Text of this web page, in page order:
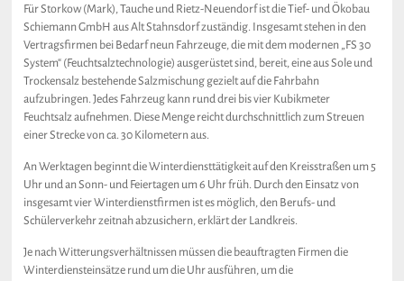
Für Storkow (Mark), Tauche und Rietz-Neuendorf ist die Tief- und Ökobau
Schiemann GmbH aus Alt Stahnsdorf zuständig. Insgesamt stehen in den
Vertragsfirmen bei Bedarf neun Fahrzeuge, die mit dem modernen „FS 30
System“ (Feuchtsalztechnologie) ausgerüstet sind, bereit, eine aus Sole und
Trockensalz bestehende Salzmischung gezielt auf die Fahrbahn
aufzubringen. Jedes Fahrzeug kann rund drei bis vier Kubikmeter
Feuchtsalz aufnehmen. Diese Menge reicht durchschnittlich zum Streuen
einer Strecke von ca. 30 Kilometern aus.
An Werktagen beginnt die Winterdiensttätigkeit auf den Kreisstraßen um 5
Uhr und an Sonn- und Feiertagen um 6 Uhr früh. Durch den Einsatz von
insgesamt vier Winterdienstfirmen ist es möglich, den Berufs- und
Schülerverkehr zeitnah abzusichern, erklärt der Landkreis.
Je nach Witterungsverhältnissen müssen die beauftragten Firmen die
Winterdiensteinsätze rund um die Uhr ausführen, um die